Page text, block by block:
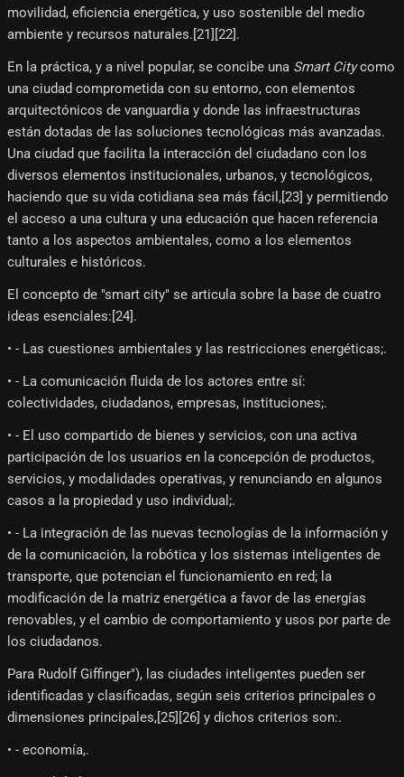
movilidad, eficiencia energética, y uso sostenible del medio
ambiente y recursos naturales.[21]​[22]​.
En la práctica, y a nivel popular, se concibe una Smart Citycomo
una ciudad comprometida con su entorno, con elementos
arquitectónicos de vanguardia y donde las infraestructuras
están dotadas de las soluciones tecnológicas más avanzadas.
Una ciudad que facilita la interacción del ciudadano con los
diversos elementos institucionales, urbanos, y tecnológicos,
haciendo que su vida cotidiana sea más fácil,[23]​ y permitiendo
el acceso a una cultura y una educación que hacen referencia
tanto a los aspectos ambientales, como a los elementos
culturales e históricos.
El concepto de "smart city" se articula sobre la base de cuatro
ideas esenciales:[24]​.
• - Las cuestiones ambientales y las restricciones energéticas;.
• - La comunicación fluida de los actores entre sí:
colectividades, ciudadanos, empresas, instituciones;.
• - El uso compartido de bienes y servicios, con una activa
participación de los usuarios en la concepción de productos,
servicios, y modalidades operativas, y renunciando en algunos
casos a la propiedad y uso individual;.
• - La integración de las nuevas tecnologías de la información y
de la comunicación, la robótica y los sistemas inteligentes de
transporte, que potencian el funcionamiento en red; la
modificación de la matriz energética a favor de las energías
renovables, y el cambio de comportamiento y usos por parte de
los ciudadanos.
Para Rudolf Giffinger"), las ciudades inteligentes pueden ser
identificadas y clasificadas, según seis criterios principales o
dimensiones principales,[25]​[26]​ y dichos criterios son:.
• - economía,.